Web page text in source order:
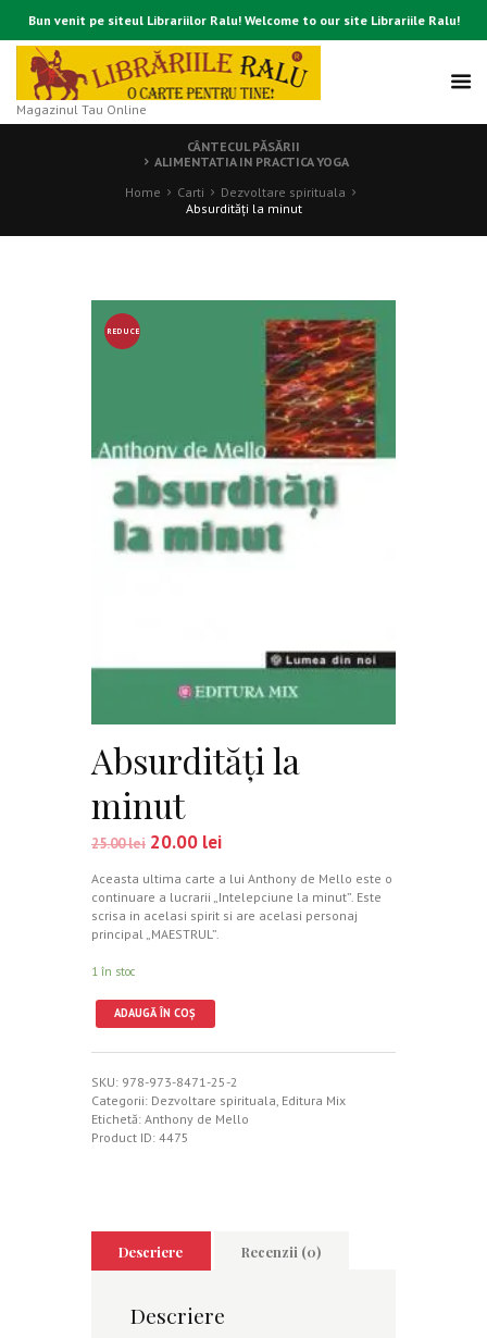
Bun venit pe siteul Librariilor Ralu! Welcome to our site Librariile Ralu!
Magazinul Tau Online
CÂNTECUL PĂSĂRII
ALIMENTATIA IN PRACTICA YOGA
Home
Carti
Dezvoltare spirituala
Absurdităţi la minut
REDUCE
Absurdităţi la
minut
25.00lei 20.00 lei
Aceasta ultima carte a lui Anthony de Mello este o
continuare a lucrarii „Intelepciune la minut”. Este
scrisa in acelasi spirit si are acelasi personaj
principal „MAESTRUL”.
1 în stoc
ADAUGĂ ÎN COȘ
SKU: 978-973-8471-25-2
Categorii: Dezvoltare spirituala, Editura Mix
Etichetă: Anthony de Mello
Product ID: 4475
Descriere Recenzii (0)
Descriere